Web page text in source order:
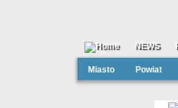
NEWS
Miasto Powiat